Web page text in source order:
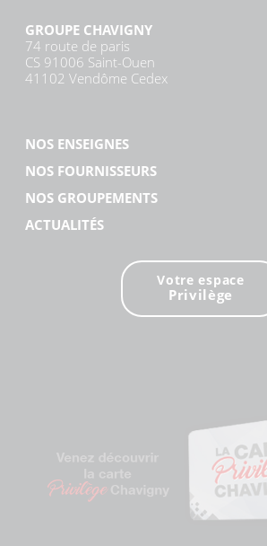
GROUPE CHAVIGNY
74 route de paris
CS 91006 Saint-Ouen
41102 Vendôme Cedex
NOS ENSEIGNES
NOS FOURNISSEURS
NOS GROUPEMENTS
ACTUALITÉS
Votre espace
Privilège